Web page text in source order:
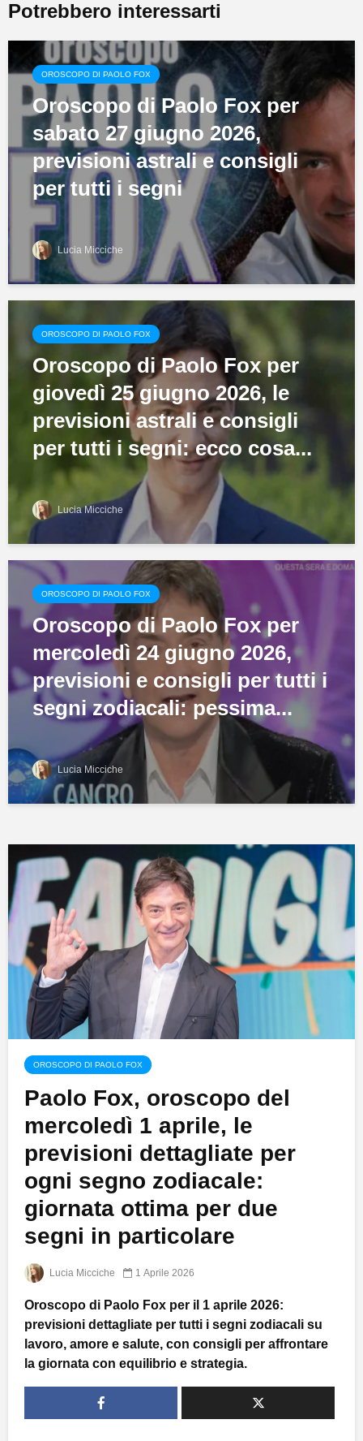
Potrebbero interessarti
OROSCOPO DI PAOLO FOX
Oroscopo di Paolo Fox per
sabato 27 giugno 2026,
previsioni astrali e consigli
per tutti i segni
Lucia Micciche
OROSCOPO DI PAOLO FOX
Oroscopo di Paolo Fox per
giovedì 25 giugno 2026, le
previsioni astrali e consigli
per tutti i segni: ecco cosa...
Lucia Micciche
OROSCOPO DI PAOLO FOX
Oroscopo di Paolo Fox per
mercoledì 24 giugno 2026,
previsioni e consigli per tutti i
segni zodiacali: pessima...
Lucia Micciche
OROSCOPO DI PAOLO FOX
Paolo Fox, oroscopo del
mercoledì 1 aprile, le
previsioni dettagliate per
ogni segno zodiacale:
giornata ottima per due
segni in particolare
Lucia Micciche 1 Aprile 2026
Oroscopo di Paolo Fox per il 1 aprile 2026:
previsioni dettagliate per tutti i segni zodiacali su
lavoro, amore e salute, con consigli per affrontare
la giornata con equilibrio e strategia.